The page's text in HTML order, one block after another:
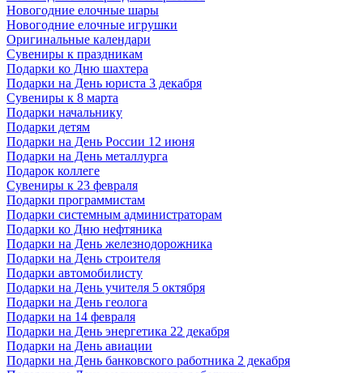
Новогодние елочные шары
Новогодние елочные игрушки
Оригинальные календари
Сувениры к праздникам
Подарки ко Дню шахтера
Подарки на День юриста 3 декабря
Сувениры к 8 марта
Подарки начальнику
Подарки детям
Подарки на День России 12 июня
Подарки на День металлурга
Подарок коллеге
Сувениры к 23 февраля
Подарки программистам
Подарки системным администраторам
Подарки ко Дню нефтяника
Подарки на День железнодорожника
Подарки на День строителя
Подарки автомобилисту
Подарки на День учителя 5 октября
Подарки на День геолога
Подарки на 14 февраля
Подарки на День энергетика 22 декабря
Подарки на День авиации
Подарки на День банковского работника 2 декабря